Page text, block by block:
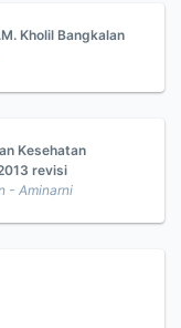
Kholil Bangkalan
Kesehatan
revisi
- Aminarni